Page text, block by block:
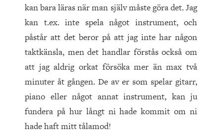
kan bara läras när man själv måste göra det. Jag
kan t.ex. inte spela något instrument, och
påstår att det beror på att jag inte har någon
taktkänsla, men det handlar förstås också om
att jag aldrig orkat försöka mer än max två
minuter åt gången. De av er som spelar gitarr,
piano eller något annat instrument, kan ju
fundera på hur långt ni hade kommit om ni
hade haft mitt tålamod!